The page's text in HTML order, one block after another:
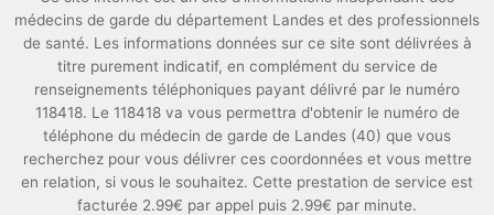
médecins de garde du département Landes et des professionnels
de santé. Les informations données sur ce site sont délivrées à
titre purement indicatif, en complément du service de
renseignements téléphoniques payant délivré par le numéro
118418. Le 118418 va vous permettra d'obtenir le numéro de
téléphone du médecin de garde de Landes (40) que vous
recherchez pour vous délivrer ces coordonnées et vous mettre
en relation, si vous le souhaitez. Cette prestation de service est
facturée 2.99€ par appel puis 2.99€ par minute.